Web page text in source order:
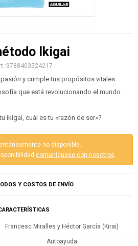
Ikigai
9788403524217
y cumple tus propósitos vitales
que está revolucionando el mundo.
ikigai, cuál es tu «razón de ser»?
no disponible.
comuníquese con nosotros.
Y COSTOS DE ENVÍO
Francesc Miralles y Héctor García (Kirai)
Autoayuda